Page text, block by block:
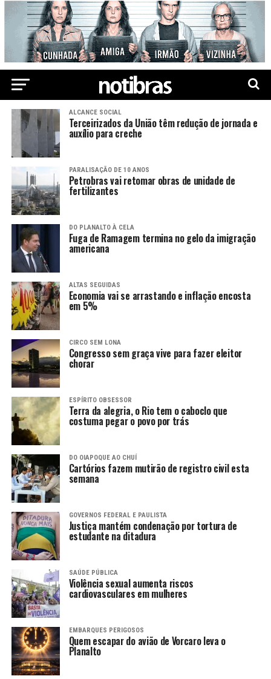
ALCANCE SOCIAL
Terceirizados da União têm redução de jornada e
auxílio para creche
PARALISAÇÃO DE 10 ANOS
Petrobras vai retomar obras de unidade de
fertilizantes
DO PLANALTO À CELA
Fuga de Ramagem termina no gelo da imigração
americana
ALTAS SEGUIDAS
Economia vai se arrastando e inflação encosta
em 5%
CIRCO SEM LONA
Congresso sem graça vive para fazer eleitor
chorar
ESPÍRITO OBSESSOR
Terra da alegria, o Rio tem o caboclo que
costuma pegar o povo por trás
DO OIAPOQUE AO CHUÍ
Cartórios fazem mutirão de registro civil esta
semana
GOVERNOS FEDERAL E PAULISTA
Justiça mantém condenação por tortura de
estudante na ditadura
SAÚDE PÚBLICA
Violência sexual aumenta riscos
cardiovasculares em mulheres
EMBARQUES PERIGOSOS
Quem escapar do avião de Vorcaro leva o
Planalto